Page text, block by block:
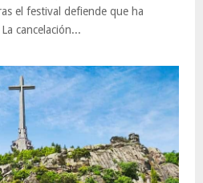
el festival defiende que ha
cancelación...